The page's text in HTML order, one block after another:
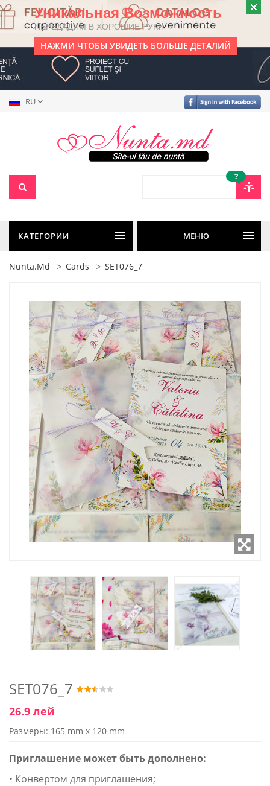
Уникальная Возможность
ПЕРЕДАДИМ В ХОРОШИЕ РУКИ
НАЖМИ ЧТОБЫ УВИДЕТЬ БОЛЬШЕ ДЕТАЛИЙ
RU
?
КАТЕГОРИИ МЕНЮ
Nunta.md Cards SET076_7
SET076_7
26.9 лей
Размеры: 165 mm x 120 mm
Приглашение может быть дополнено:
• Конвертом для приглашения;